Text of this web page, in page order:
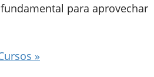
para aprovechar
»